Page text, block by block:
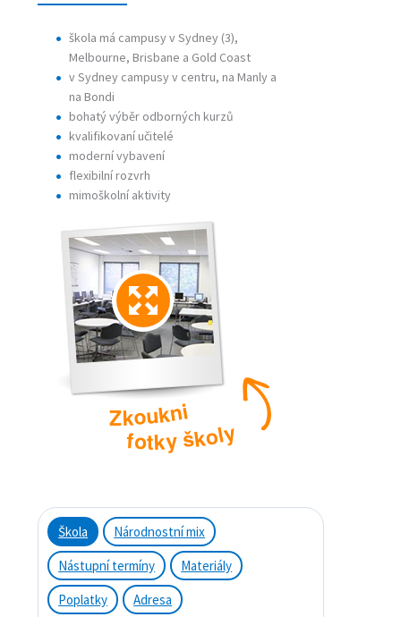
škola má campusy v Sydney (3),
Melbourne, Brisbane a Gold Coast
v Sydney campusy v centru, na Manly a
na Bondi
bohatý výběr odborných kurzů
kvalifikovaní učitelé
moderní vybavení
flexibilní rozvrh
mimoškolní aktivity
Zkoukni
fotky školy
Škola
Národnostní mix
Nástupní termíny
Materiály
Poplatky
Adresa